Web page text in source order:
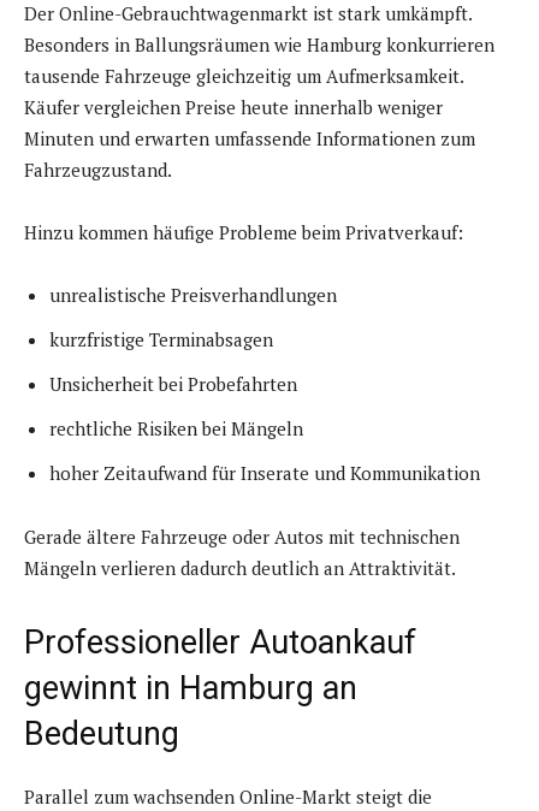
Der Online-Gebrauchtwagenmarkt ist stark umkämpft.
Besonders in Ballungsräumen wie Hamburg konkurrieren
tausende Fahrzeuge gleichzeitig um Aufmerksamkeit.
Käufer vergleichen Preise heute innerhalb weniger
Minuten und erwarten umfassende Informationen zum
Fahrzeugzustand.
Hinzu kommen häufige Probleme beim Privatverkauf:
unrealistische Preisverhandlungen
kurzfristige Terminabsagen
Unsicherheit bei Probefahrten
rechtliche Risiken bei Mängeln
hoher Zeitaufwand für Inserate und Kommunikation
Gerade ältere Fahrzeuge oder Autos mit technischen
Mängeln verlieren dadurch deutlich an Attraktivität.
Professioneller Autoankauf
gewinnt in Hamburg an
Bedeutung
Parallel zum wachsenden Online-Markt steigt die